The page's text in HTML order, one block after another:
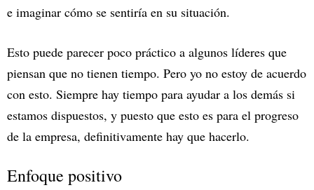
e imaginar cómo se sentiría en su situación.
Esto puede parecer poco práctico a algunos líderes que
piensan que no tienen tiempo. Pero yo no estoy de acuerdo
con esto. Siempre hay tiempo para ayudar a los demás si
estamos dispuestos, y puesto que esto es para el progreso
de la empresa, definitivamente hay que hacerlo.
Enfoque positivo